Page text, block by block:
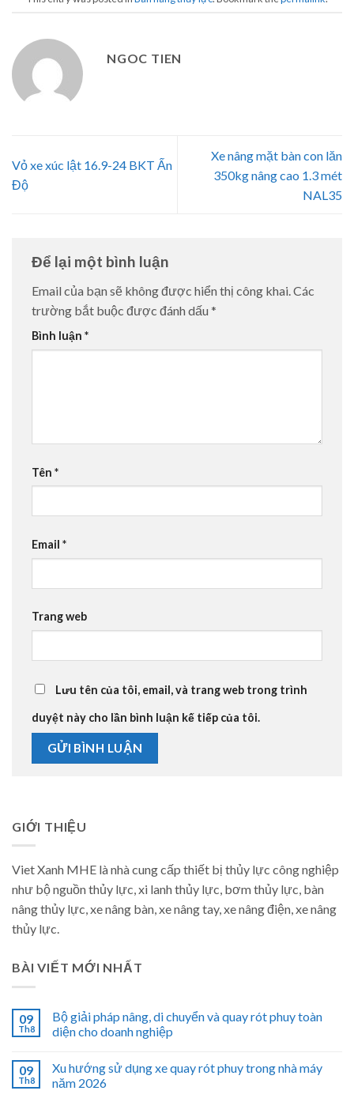
NGOC TIEN
Vỏ xe xúc lật 16.9-24 BKT Ấn
Độ
Xe nâng mặt bàn con lăn
350kg nâng cao 1.3 mét
NAL35
Để lại một bình luận
Email của bạn sẽ không được hiển thị công khai.Các
trường bắt buộc được đánh dấu *
Bình luận *
Tên *
Email *
Trang web
Lưu tên của tôi, email, và trang web trong trình
duyệt này cho lần bình luận kế tiếp của tôi.
GIỚI THIỆU
Viet Xanh MHE là nhà cung cấp thiết bị thủy lực công nghiệp
như bộ nguồn thủy lực, xi lanh thủy lực, bơm thủy lực, bàn
nâng thủy lực, xe nâng bàn, xe nâng tay, xe nâng điện, xe nâng
thủy lực.
BÀI VIẾT MỚI NHẤT
09
Th8
Bộ giải pháp nâng, di chuyển và quay rót phuy toàn
diện cho doanh nghiệp
09
Th8
Xu hướng sử dụng xe quay rót phuy trong nhà máy
năm 2026